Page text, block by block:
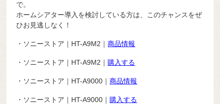
で。
ホームシアター導入を検討している方は、このチャンスをぜ
ひお見逃しなく！
・ソニーストア｜HT-A9M2｜商品情報
・ソニーストア｜HT-A9M2｜ 購入する
・ソニーストア｜HT-A9000｜商品情報
・ソニーストア｜HT-A9000｜購入する